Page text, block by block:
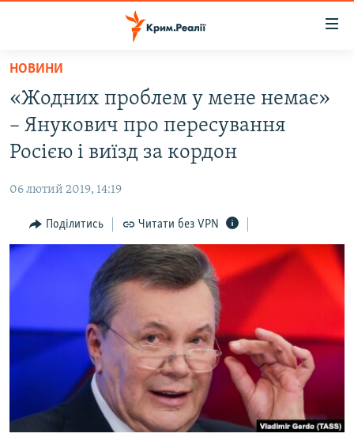
Перейти
основного
матеріалу
Перейти
до
основної
Перейти
до
ВОДА.КРИМ
ВІДЕО ТА ФОТО
БЛОГИ
ПОГЛЯД
ІНТЕРВ'Ю
ВСЕ ЗА ДЕНЬ
СПЕЦПРОЕКТИ
ДЕПОРТАЦІЯ
ВІДЕОУРОКИ «ELIFBE»
СВІДЧЕННЯ ОКУПАЦІЇ
УКРАЇНСЬКА ПРОБЛЕМА КРИМУ
ЯК ОБІЙТИ БЛОКУВАННЯ
Русский
Qırımtatar
НОВИНИ
«Жодних проблем у мене немає»
– Янукович про пересування
Росією і виїзд за кордон
06 лютий 2019, 14:19
Поділитись Читати без VPN